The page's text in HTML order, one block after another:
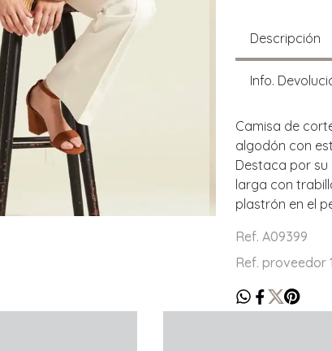
Descripción
Info.
Camisa de
algodón con
Destaca por
larga con
plastrón en el
Ref. A09399
Ref. proveedor